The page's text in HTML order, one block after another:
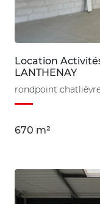
Location
LANTHENAY
rondpoint
670 m²